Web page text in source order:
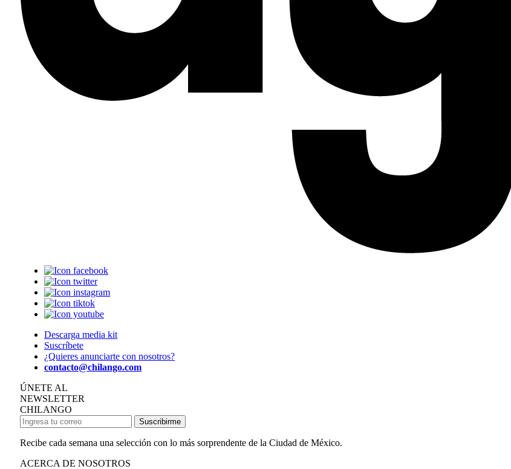
Descarga media kit
Suscríbete
¿Quieres anunciarte con nosotros?
contacto@chilango.com
ÚNETE AL
NEWSLETTER
CHILANGO
Suscribirme
Recibe cada semana una selección con lo más sorprendente de la Ciudad de México.
ACERCA DE NOSOTROS